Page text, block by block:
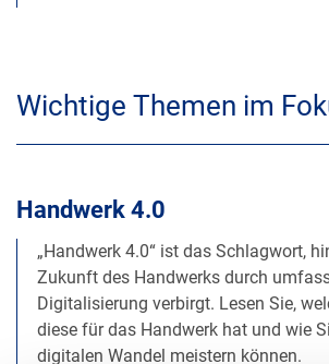
Wichtige Themen im
Handwerk 4.0
„Handwerk 4.0“ ist das Schlagwort,
Zukunft des Handwerks durch
Digitalisierung verbirgt. Lesen Sie,
diese für das Handwerk hat und wie
digitalen Wandel meistern können.